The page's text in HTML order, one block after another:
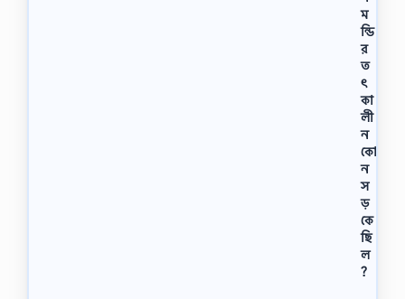
ম
ন্ডি
র
ত
ৎ
কা
লী
ন
কো
ন
স
ড়
কে
ছি
ল
?